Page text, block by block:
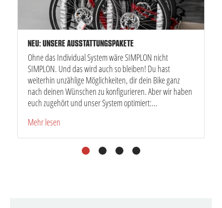
NEU: UNSERE AUSSTATTUNGSPAKETE
Ohne das Individual System wäre SIMPLON nicht
SIMPLON. Und das wird auch so bleiben! Du hast
weiterhin unzählige Möglichkeiten, dir dein Bike ganz
nach deinen Wünschen zu konfigurieren. Aber wir haben
euch zugehört und unser System optimiert:...
Mehr lesen
1 2 3 4